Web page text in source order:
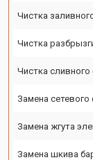
Чистка
Чистка
Чистка
Замена
Замена жгута
Замена шкива